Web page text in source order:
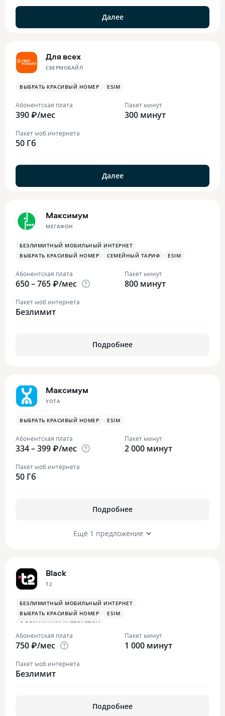
Далее
Для всех
СБЕРМОБАЙЛ
ВЫБРАТЬ КРАСИВЫЙ НОМЕР ESIM
Абонентская плата
390 ₽/мес
Пакет минут
300 минут
Пакет моб.интернета
50 Гб
Далее
Максимум
МЕГАФОН
БЕЗЛИМИТНЫЙ МОБИЛЬНЫЙ ИНТЕРНЕТ
ВЫБРАТЬ КРАСИВЫЙ НОМЕР
СЕМЕЙНЫЙ ТАРИФ ESIM
Абонентская плата
650 – 765 ₽/мес
Пакет минут
800 минут
Пакет моб.интернета
Безлимит
Подробнее
Максимум
YOTA
ВЫБРАТЬ КРАСИВЫЙ НОМЕР ESIM
Абонентская плата
334 – 399 ₽/мес
Пакет минут
2 000 минут
Пакет моб.интернета
50 Гб
Подробнее
Ещё 1 предложение
Black
T2
БЕЗЛИМИТНЫЙ МОБИЛЬНЫЙ ИНТЕРНЕТ
ВЫБРАТЬ КРАСИВЫЙ НОМЕР
ESIM
С ДОМАШНИМ ИНТЕРНЕТОМ
Абонентская плата
750 ₽/мес
Пакет минут
1 000 минут
Пакет моб.интернета
Безлимит
Подробнее